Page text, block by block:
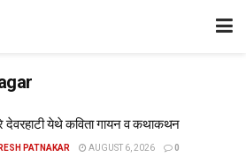
देवरहाटी येथे कविता गायन व कथाकथन
PATNAKAR AUGUST 6, 2026 0